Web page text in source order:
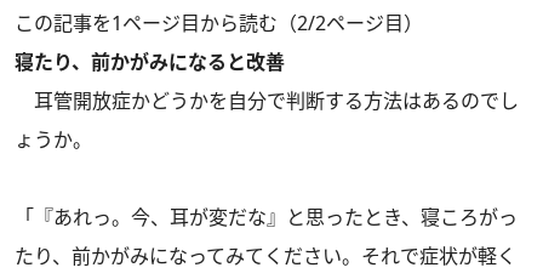
この記事を1ページ目から読む（2/2ページ目）
寝たり、前かがみになると改善
耳管開放症かどうかを自分で判断する方法はあるのでし
ょうか。
「『あれっ。今、耳が変だな』と思ったとき、寝ころがっ
たり、前かがみになってみてください。それで症状が軽く